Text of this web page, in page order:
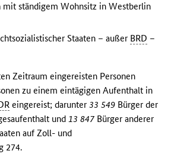
mit ständigem Wohnsitz in Westberlin
Staaten – außer BRD –
Zeitraum eingereisten Personen
zu einem eintägigen Aufenthalt in
eingereist; darunter33 549 Bürger der
und13 847 Bürger anderer
auf Zoll- und
274.